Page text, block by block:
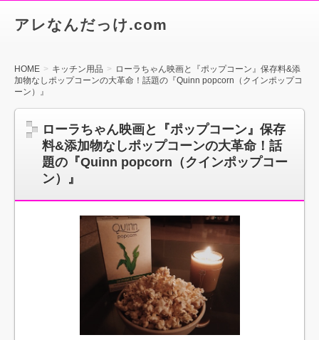
アレなんだっけ.com
HOME キッチン用品
ローラちゃん映画と『ポップコーン』保存料&添
加物なしポップコーンの大革命！話題の『Quinn popcorn（クインポップコ
ーン）』
ローラちゃん映画と『ポップコーン』保存
料&添加物なしポップコーンの大革命！話
題の『Quinn popcorn（クインポップコー
ン）』